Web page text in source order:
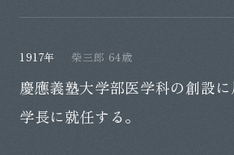
1917年 柴三郎 64歳
慶應義塾大学部医学科の創設
学長に就任する。